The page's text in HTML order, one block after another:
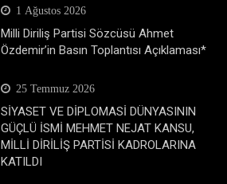
1 Ağustos 2026
Milli Diriliş Partisi Sözcüsü Ahmet
Özdemir’in Basın Toplantısı Açıklaması*
25 Temmuz 2026
SİYASET VE DİPLOMASİ DÜNYASININ
GÜÇLÜ İSMİ MEHMET NEJAT KANSU,
MİLLİ DİRİLİŞ PARTİSİ KADROLARINA
KATILDI